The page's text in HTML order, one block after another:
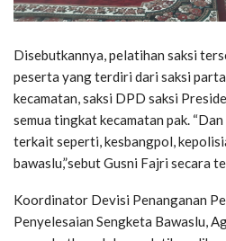
Disebutkannya, pelatihan saksi
peserta yang terdiri dari saksi
kecamatan, saksi DPD saksi
semua tingkat kecamatan pak.
terkait seperti, kesbangpol,
bawaslu,”sebut Gusni Fajri secara
Koordinator Devisi Penanganan
Penyelesaian Sengketa Bawaslu,